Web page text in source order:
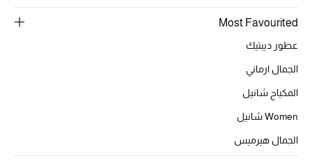
الموسم الجديد
الحقائب النسائية
حقائب رجالية
Most Favourited
عطور ديبتيك
الجمال ارماني
المكياج شانيل
Women شانيل
الجمال هيرميس